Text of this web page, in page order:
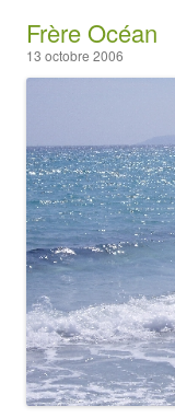
Frère Océan
13 octobre 2006